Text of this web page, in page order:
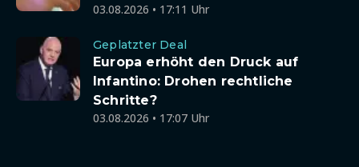
03.08.2026 • 17:11 Uhr
Geplatzter Deal
Europa erhöht den Druck auf
Infantino: Drohen rechtliche
Schritte?
03.08.2026 • 17:07 Uhr